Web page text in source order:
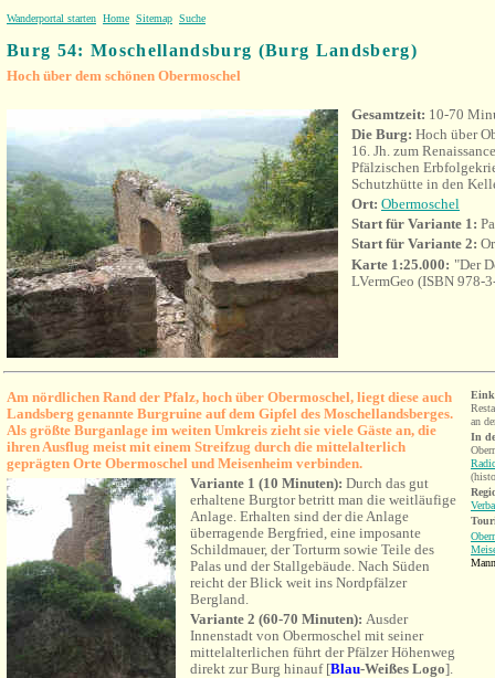
Wanderportal starten Home Sitemap Suche
Burg 54: Moschellandsburg (Burg Landsberg)
Hoch über dem schönen Obermoschel
Gesamtzeit: 10-70
Die Burg: Hoch über
16. Jh. zum
Pfälzischen
Schutzhütte in den
Ort: Obermoschel
Start für Variante 1:
Start für Variante 2:
Karte 1:25.000: "Der
LVermGeo (ISBN 978-
Am nördlichen Rand der Pfalz, hoch über Obermoschel, liegt diese auch
Landsberg genannte Burgruine auf dem Gipfel des Moschellandsberges.
Als größte Burganlage im weiten Umkreis zieht sie viele Gäste an, die
ihren Ausflug meist mit einem Streifzug durch die mittelalterlich
geprägten Orte Obermoschel und Meisenheim verbinden.
Variante 1 (10 Minuten): Durch das gut
erhaltene Burgtor betritt man die weitläufige
Anlage. Erhalten sind der die Anlage
überragende Bergfried, eine imposante
Schildmauer, der Torturm sowie Teile des
Palas und der Stallgebäude. Nach Süden
reicht der Blick weit ins Nordpfälzer
Bergland.
Variante 2 (60-70 Minuten): Ausder
Innenstadt von Obermoschel mit seiner
mittelalterlichen führt der Pfälzer Höhenweg
direkt zur Burg hinauf [Blau-Weißes Logo].
an
In